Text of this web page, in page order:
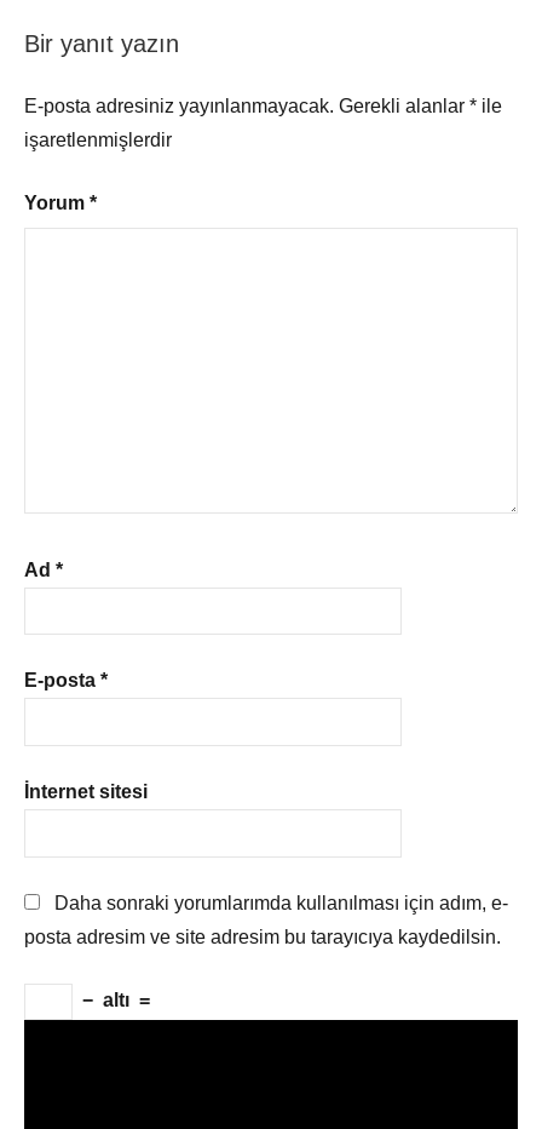
Bir yanıt yazın
E-posta adresiniz yayınlanmayacak. Gerekli alanlar * ile
işaretlenmişlerdir
Yorum *
Ad *
E-posta *
İnternet sitesi
Daha sonraki yorumlarımda kullanılması için adım, e-
posta adresim ve site adresim bu tarayıcıya kaydedilsin.
− altı =